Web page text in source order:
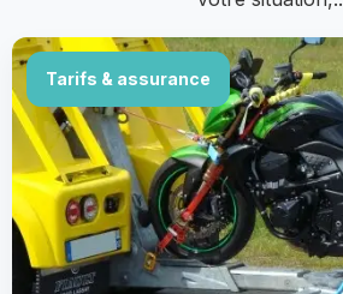
Tarifs & assurance